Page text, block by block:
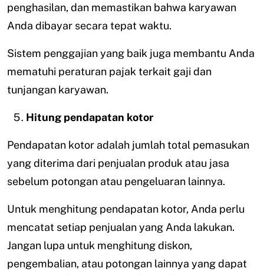
penghasilan, dan memastikan bahwa karyawan
Anda dibayar secara tepat waktu.
Sistem penggajian yang baik juga membantu Anda
mematuhi peraturan pajak terkait gaji dan
tunjangan karyawan.
Hitung pendapatan kotor
Pendapatan kotor adalah jumlah total pemasukan
yang diterima dari penjualan produk atau jasa
sebelum potongan atau pengeluaran lainnya.
Untuk menghitung pendapatan kotor, Anda perlu
mencatat setiap penjualan yang Anda lakukan.
Jangan lupa untuk menghitung diskon,
pengembalian, atau potongan lainnya yang dapat